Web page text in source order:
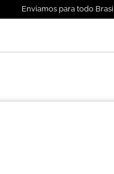
Enviamos para todo